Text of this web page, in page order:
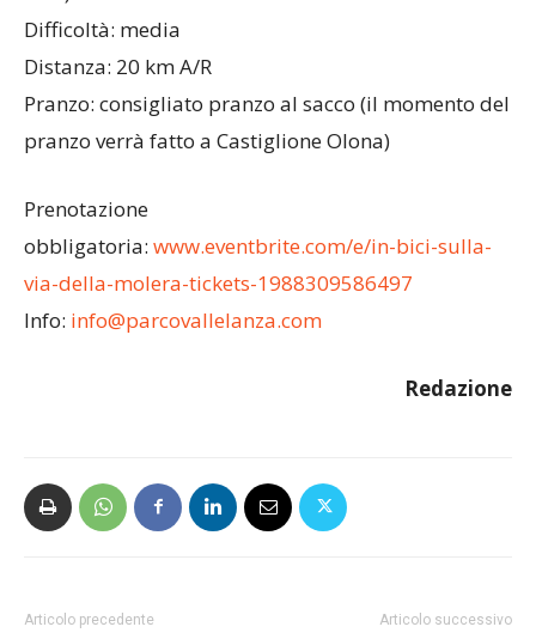
Difficoltà: media
Distanza: 20 km A/R
Pranzo: consigliato pranzo al sacco (il momento del
pranzo verrà fatto a Castiglione Olona)
Prenotazione
obbligatoria: www.eventbrite.com/e/in-bici-sulla-
via-della-molera-tickets-1988309586497
Info: info@parcovallelanza.com
Redazione
Articolo precedente Articolo successivo